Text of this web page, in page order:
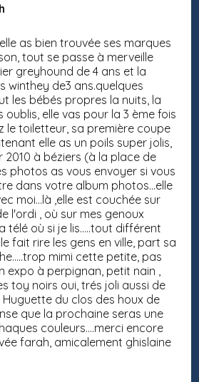
as bien trouvée ses marques
tout se passe à merveille
greyhound de 4 ans et la
winthey de3 ans.quelques
les bébés propres la nuits, la
elle vas pour la 3 ème fois
le toiletteur, sa première coupe
elle as un poils super jolis,
2010 à béziers (à la place de
photos as vous envoyer si vous
dans votre album photos...elle
moi...là ,elle est couchée sur
l'ordi , où sur mes genoux
télé où si je lis.....tout différent
fait rire les gens en ville, part sa
mimi cette petite, pas
expo à perpignan, petit nain ,
toy noirs oui, trés joli aussi de
Huguette du clos des houx de
que la prochaine seras une
couleurs....merci encore
farah, amicalement ghislaine